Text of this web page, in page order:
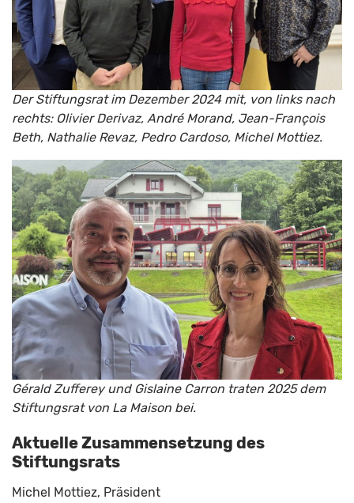
Der Stiftungsrat im Dezember 2024 mit, von links nach
rechts: Olivier Derivaz, André Morand, Jean-François
Beth, Nathalie Revaz, Pedro Cardoso, Michel Mottiez.
Gérald Zufferey und Gislaine Carron traten 2025 dem
Stiftungsrat von La Maison bei.
Aktuelle Zusammensetzung des
Stiftungsrats
Michel Mottiez, Präsident